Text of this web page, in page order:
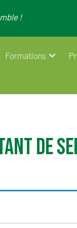
!
Formations
de